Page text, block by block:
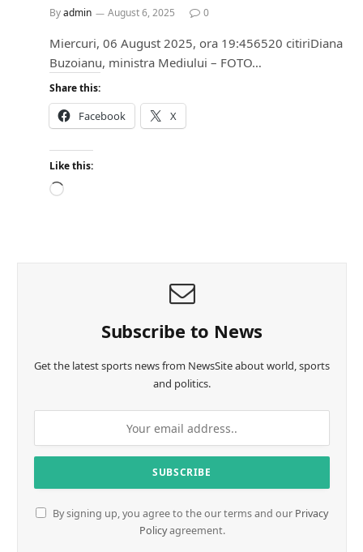
Byadmin August 6, 2025 0
Miercuri, 06 August 2025, ora 19:456520 citiriDiana
Buzoianu, ministra Mediului – FOTO…
Share this:
Facebook X
Like this:
L
Subscribe to News
Get the latest sports news from NewsSite about world, sports
and politics.
By signing up, you agree to the our terms and our Privacy
Policyagreement.